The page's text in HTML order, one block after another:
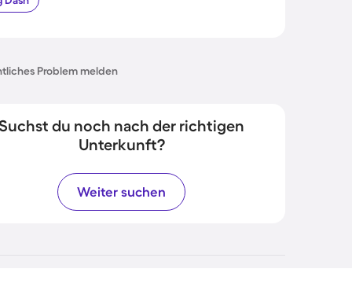
Problem melden
du noch nach der richtigen
Unterkunft?
Weiter suchen